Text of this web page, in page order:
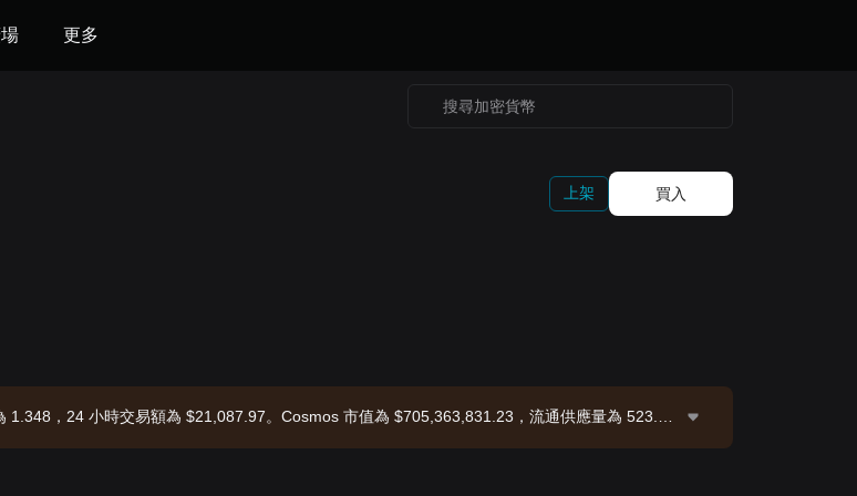
更多
上架 買入
，24 小時交易額為 $21,087.97。Cosmos 市值為 $705,363,831.23，流通供應量為 523.43